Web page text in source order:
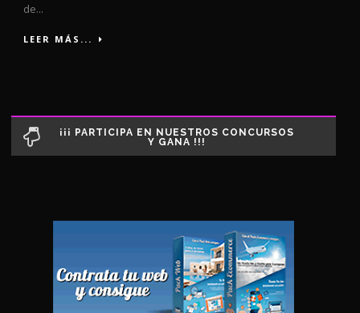
de...
LEER MÁS...
¡¡¡ PARTICIPA EN NUESTROS CONCURSOS
Y GANA !!!